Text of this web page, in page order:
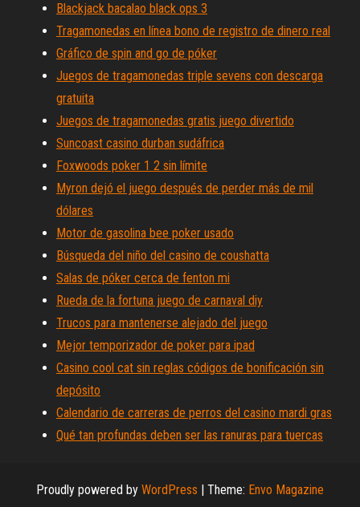
Blackjack bacalao black ops 3
Tragamonedas en línea bono de registro de dinero real
Gráfico de spin and go de póker
Juegos de tragamonedas triple sevens con descarga
gratuita
Juegos de tragamonedas gratis juego divertido
Suncoast casino durban sudáfrica
Foxwoods poker 1 2 sin límite
Myron dejó el juego después de perder más de mil
dólares
Motor de gasolina bee poker usado
Búsqueda del niño del casino de coushatta
Salas de póker cerca de fenton mi
Rueda de la fortuna juego de carnaval diy
Trucos para mantenerse alejado del juego
Mejor temporizador de poker para ipad
Casino cool cat sin reglas códigos de bonificación sin
depósito
Calendario de carreras de perros del casino mardi gras
Qué tan profundas deben ser las ranuras para tuercas
Proudly powered by WordPress | Theme: Envo Magazine